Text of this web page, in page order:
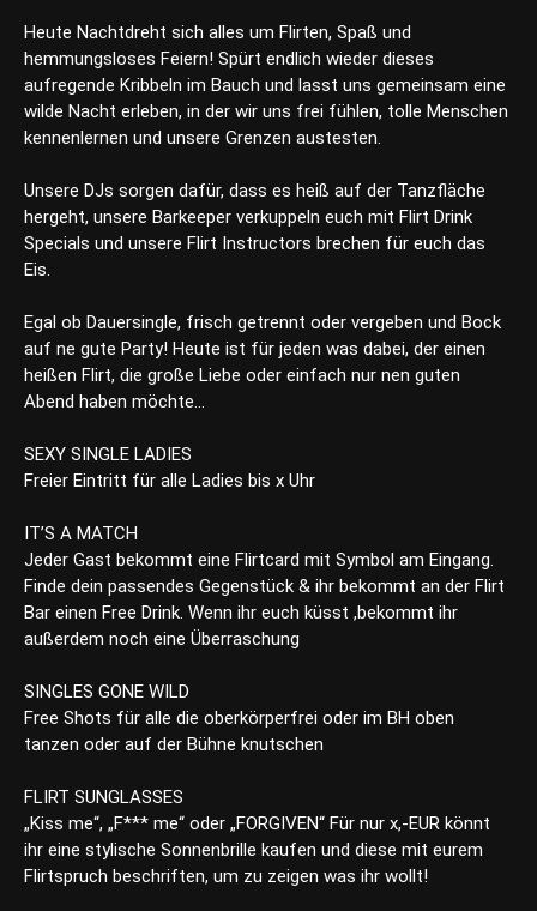
Heute Nachtdreht sich alles um Flirten, Spaß und
hemmungsloses Feiern! Spürt endlich wieder dieses
aufregende Kribbeln im Bauch und lasst uns gemeinsam eine
wilde Nacht erleben, in der wir uns frei fühlen, tolle Menschen
kennenlernen und unsere Grenzen austesten.
Unsere DJs sorgen dafür, dass es heiß auf der Tanzfläche
hergeht, unsere Barkeeper verkuppeln euch mit Flirt Drink
Specials und unsere Flirt Instructors brechen für euch das
Eis.
Egal ob Dauersingle, frisch getrennt oder vergeben und Bock
auf ne gute Party! Heute ist für jeden was dabei, der einen
heißen Flirt, die große Liebe oder einfach nur nen guten
Abend haben möchte…
SEXY SINGLE LADIES
Freier Eintritt für alle Ladies bis x Uhr
IT’S A MATCH
Jeder Gast bekommt eine Flirtcard mit Symbol am Eingang.
Finde dein passendes Gegenstück & ihr bekommt an der Flirt
Bar einen Free Drink. Wenn ihr euch küsst ,bekommt ihr
außerdem noch eine Überraschung
SINGLES GONE WILD
Free Shots für alle die oberkörperfrei oder im BH oben
tanzen oder auf der Bühne knutschen
FLIRT SUNGLASSES
„Kiss me“, „F*** me“ oder „FORGIVEN“ Für nur x,-EUR könnt
ihr eine stylische Sonnenbrille kaufen und diese mit eurem
Flirtspruch beschriften, um zu zeigen was ihr wollt!